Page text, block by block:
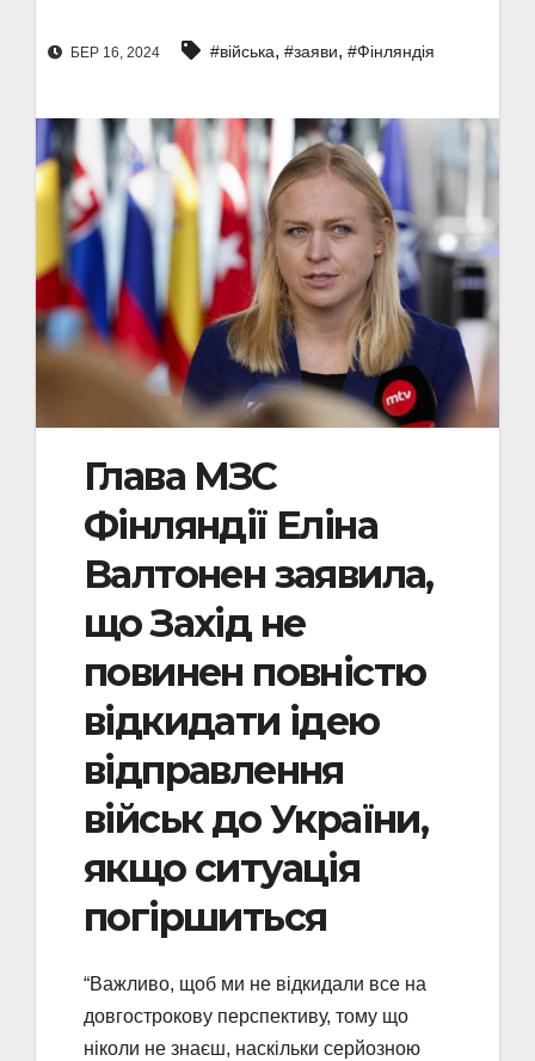
БЕР 16, 2024 #війська, #заяви, #Фінляндія
Глава МЗС
Фінляндії Еліна
Валтонен заявила,
що Захід не
повинен повністю
відкидати ідею
відправлення
військ до України,
якщо ситуація
погіршиться
“Важливо, щоб ми не відкидали все на
довгострокову перспективу, тому що
ніколи не знаєш, наскільки серйозною